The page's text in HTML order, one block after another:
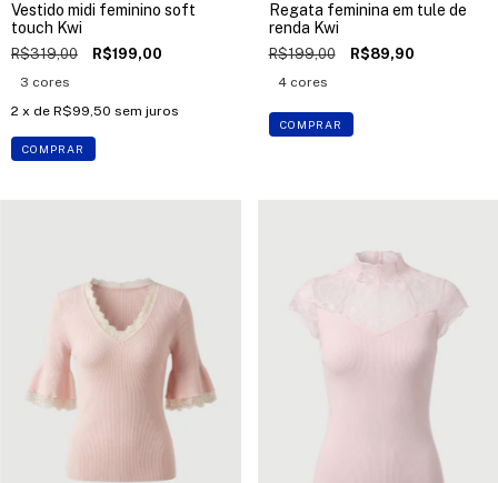
Vestido midi feminino soft
touch Kwi
R$319,00 R$199,00
3 cores
2 x de R$99,50 sem juros
COMPRAR
Regata feminina em tule de
renda Kwi
R$199,00 R$89,90
4 cores
COMPRAR